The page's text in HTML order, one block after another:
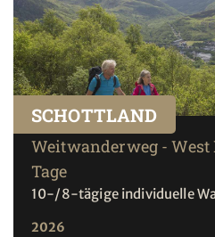
SCHOTTLAND
Weitwanderweg -
Tage
10-/8-tägige individuelle
2026